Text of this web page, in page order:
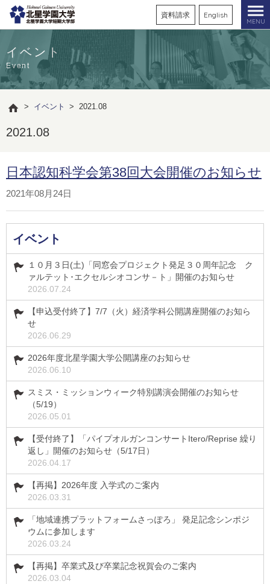
資料請求 English
MENU
イベント
Event
> イベント > 2021.08
2021.08
日本認知科学会第38回大会開催のお知らせ
2021年08月24日
イベント
１０月３日(土)「同窓会プロジェクト発足３０周年記念 ク
ァルテット･エクセルシオコンサ－ト」開催のお知らせ
2026.07.24
【申込受付終了】7/7（火）経済学科公開講座開催のお知ら
せ
2026.06.29
2026年度北星学園大学公開講座のお知らせ
2026.06.10
スミス・ミッションウィーク特別講演会開催のお知らせ
（5/19）
2026.05.01
【受付終了】「パイプオルガンコンサートItero/Reprise 繰り
返し」開催のお知らせ（5/17日）
2026.04.17
【再掲】2026年度 入学式のご案内
2026.03.31
「地域連携プラットフォームさっぽろ」 発足記念シンポジ
ウムに参加します
2026.03.24
【再掲】卒業式及び卒業記念祝賀会のご案内
2026.03.04